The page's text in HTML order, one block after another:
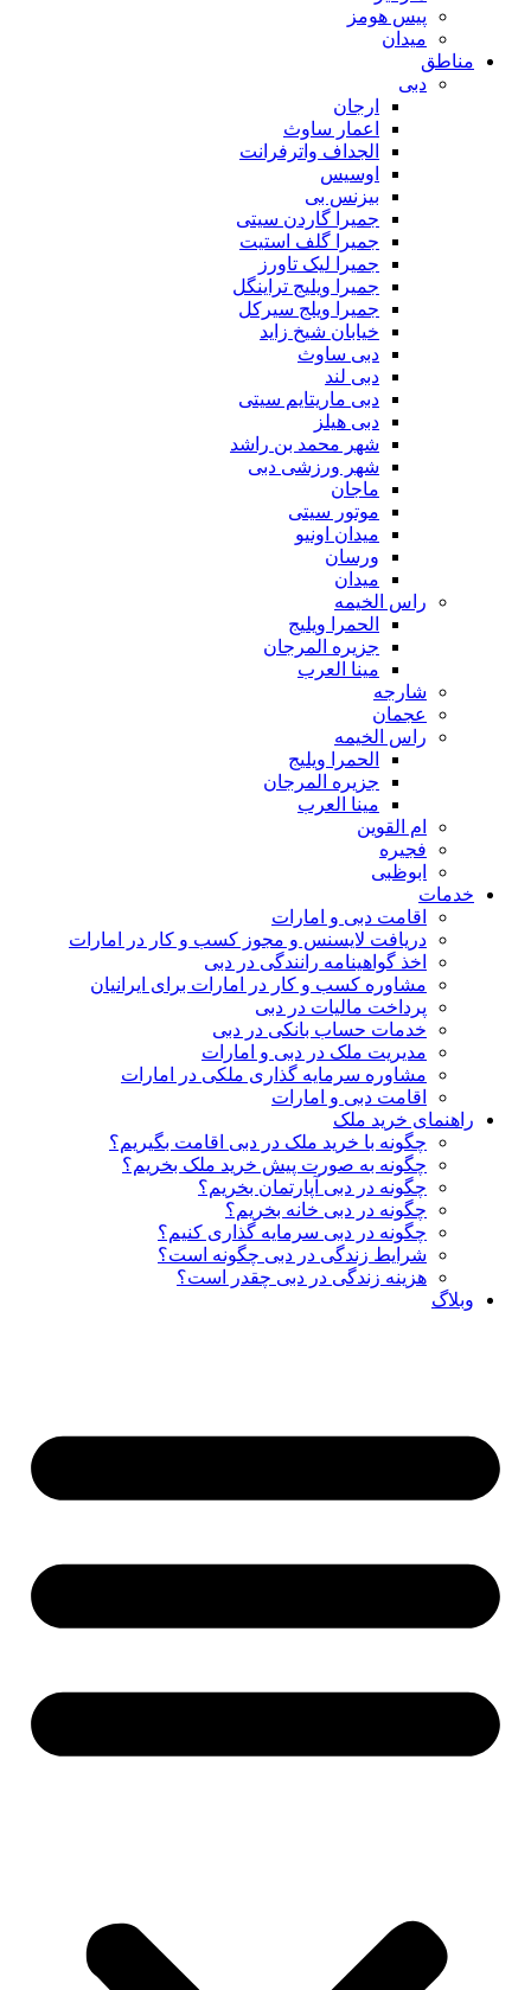
پیس هومز
میدان
مناطق
دبی
ارجان
اعمار ساوث
الجداف واترفرانت
اوسیس
بیزنس بی
جمیرا گاردن سیتی
جمیرا گلف استیت
جمیرا لیک تاورز
جمیرا ویلیج تراینگل
جمیرا ویلج سیرکل
خیابان شیخ زاید
دبی ساوث
دبی لند
دبی ماریتایم سیتی
دبی هیلز
شهر محمد بن راشد
شهر ورزشی دبی
ماجان
موتور سیتی
میدان اونیو
ورسان
میدان
راس الخیمه
الحمرا ویلیج
جزیره المرجان
مینا العرب
شارجه
عجمان
راس الخیمه
الحمرا ویلیج
جزیره المرجان
مینا العرب
ام القوین
فجیره
ابوظبی
خدمات
اقامت دبی و امارات
دریافت لایسنس و مجوز کسب‌ و کار در امارات
اخذ گواهینامه رانندگی در دبی
مشاوره کسب و کار در امارات برای ایرانیان
پرداخت مالیات در دبی
خدمات حساب بانکی در دبی
مدیریت ملک در دبی و امارات
مشاوره سرمایه گذاری ملکی در امارات
اقامت دبی و امارات
راهنمای خرید ملک
چگونه با خرید ملک در دبی اقامت بگیریم؟
چگونه به صورت پیش خرید ملک بخریم؟
چگونه در دبی آپارتمان بخریم؟
چگونه در دبی خانه بخریم؟
چگونه در دبی سرمایه گذاری کنیم؟
شرایط زندگی در دبی چگونه است؟
هزینه زندگی در دبی چقدر است؟
وبلاگ